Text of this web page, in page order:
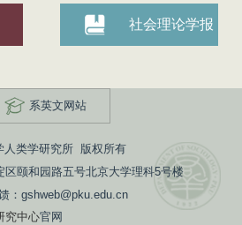
社会理论学报
系英文网站
类学研究所 版权所有
颐和园路五号北京大学理科5号楼
gshweb@pku.edu.cn
究中心官网